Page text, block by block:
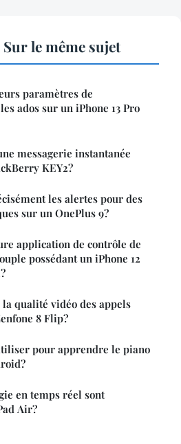
le même sujet
paramètres de
ados sur un iPhone 13 Pro
messagerie instantanée
KEY2?
les alertes pour des
sur un OnePlus 9?
application de contrôle de
possédant un iPhone 12
qualité vidéo des appels
8 Flip?
pour apprendre le piano
en temps réel sont
Air?